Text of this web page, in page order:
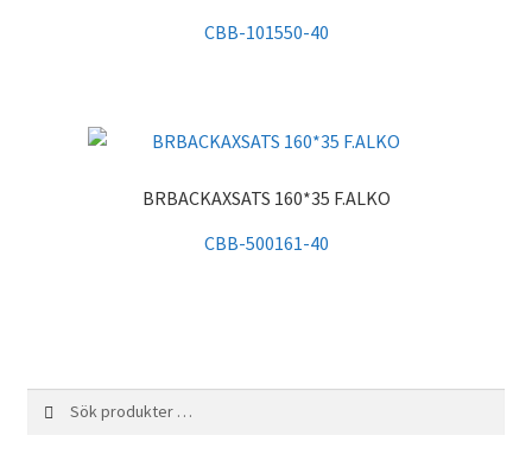
CBB-101550-40
BRBACKAXSATS 160*35 F.ALKO
CBB-500161-40